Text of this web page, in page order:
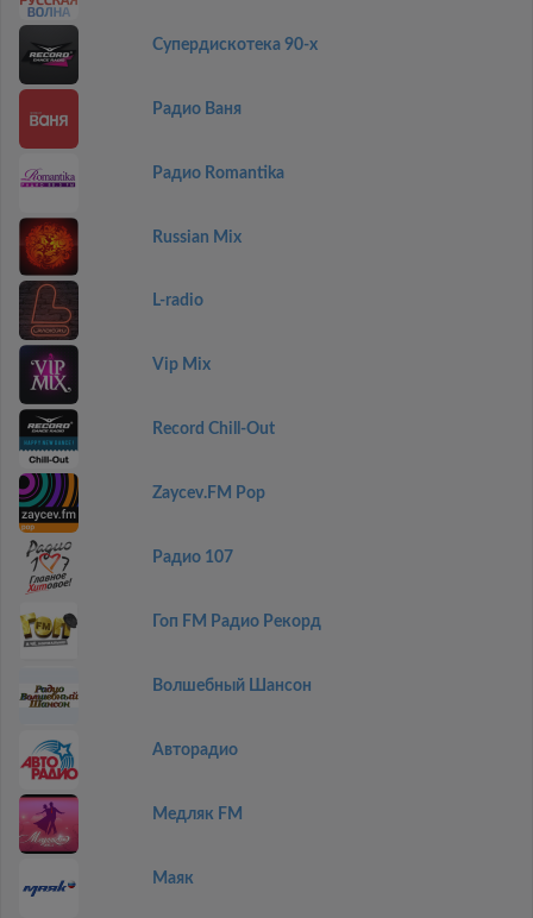
Супердискотека 90-х
Радио Ваня
Радио Romantika
Russian Mix
L-radio
Vip Mix
Record Chill-Out
Zaycev.FM Pop
Радио 107
Гоп FM Радио Рекорд
Волшебный Шансон
Авторадио
Медляк FM
Маяк